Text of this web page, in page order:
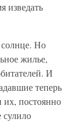
изведать
Но
жилье,
И
теперь
постоянно